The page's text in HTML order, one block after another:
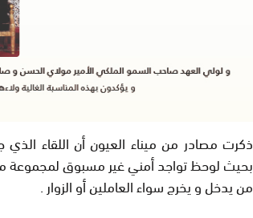
ذكرت مصادر من ميناء العيون أن اللقاء
بحيث لوحظ تواجد أمني غير مسبوق لمجموعة
من يدخل و يخرج سواء العاملين أو الزوار .